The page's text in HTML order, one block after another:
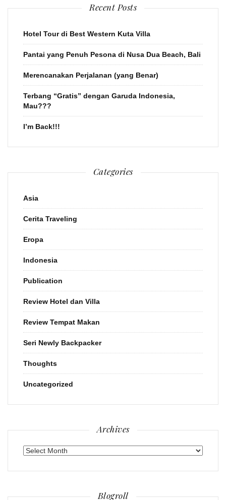
Recent Posts
Hotel Tour di Best Western Kuta Villa
Pantai yang Penuh Pesona di Nusa Dua Beach, Bali
Merencanakan Perjalanan (yang Benar)
Terbang “Gratis” dengan Garuda Indonesia,
Mau???
I’m Back!!!
Categories
Asia
Cerita Traveling
Eropa
Indonesia
Publication
Review Hotel dan Villa
Review Tempat Makan
Seri Newly Backpacker
Thoughts
Uncategorized
Archives
Archives
Blogroll